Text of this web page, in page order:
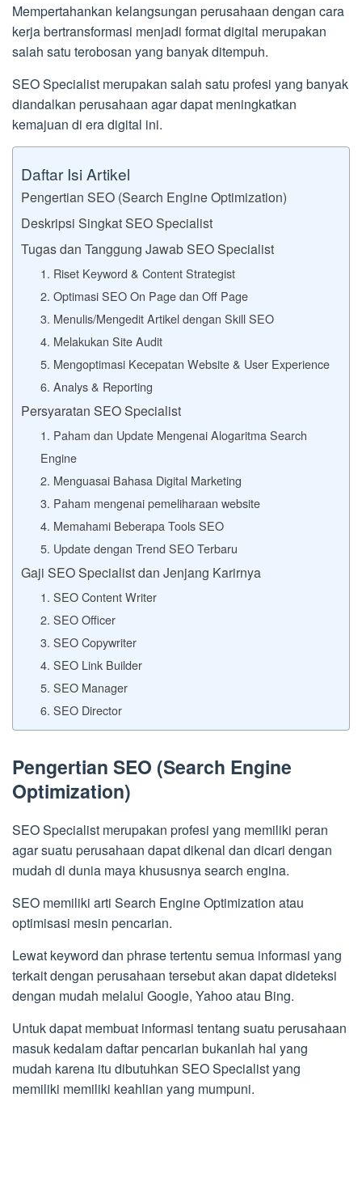
Mempertahankan kelangsungan perusahaan dengan cara
kerja bertransformasi menjadi format digital merupakan
salah satu terobosan yang banyak ditempuh.
SEO Specialist merupakan salah satu profesi yang banyak
diandalkan perusahaan agar dapat meningkatkan
kemajuan di era digital ini.
Daftar Isi Artikel
Pengertian SEO (Search Engine Optimization)
Deskripsi Singkat SEO Specialist
Tugas dan Tanggung Jawab SEO Specialist
1. Riset Keyword & Content Strategist
2. Optimasi SEO On Page dan Off Page
3. Menulis/Mengedit Artikel dengan Skill SEO
4. Melakukan Site Audit
5. Mengoptimasi Kecepatan Website & User Experience
6. Analys & Reporting
Persyaratan SEO Specialist
1. Paham dan Update Mengenai Alogaritma Search
Engine
2. Menguasai Bahasa Digital Marketing
3. Paham mengenai pemeliharaan website
4. Memahami Beberapa Tools SEO
5. Update dengan Trend SEO Terbaru
Gaji SEO Specialist dan Jenjang Karirnya
1. SEO Content Writer
2. SEO Officer
3. SEO Copywriter
4. SEO Link Builder
5. SEO Manager
6. SEO Director
Pengertian SEO (Search Engine
Optimization)
SEO Specialist merupakan profesi yang memiliki peran
agar suatu perusahaan dapat dikenal dan dicari dengan
mudah di dunia maya khususnya search engina.
SEO memiliki arti Search Engine Optimization atau
optimisasi mesin pencarian.
Lewat keyword dan phrase tertentu semua informasi yang
terkait dengan perusahaan tersebut akan dapat dideteksi
dengan mudah melalui Google, Yahoo atau Bing.
Untuk dapat membuat informasi tentang suatu perusahaan
masuk kedalam daftar pencarian bukanlah hal yang
mudah karena itu dibutuhkan SEO Specialist yang
memiliki memiliki keahlian yang mumpuni.